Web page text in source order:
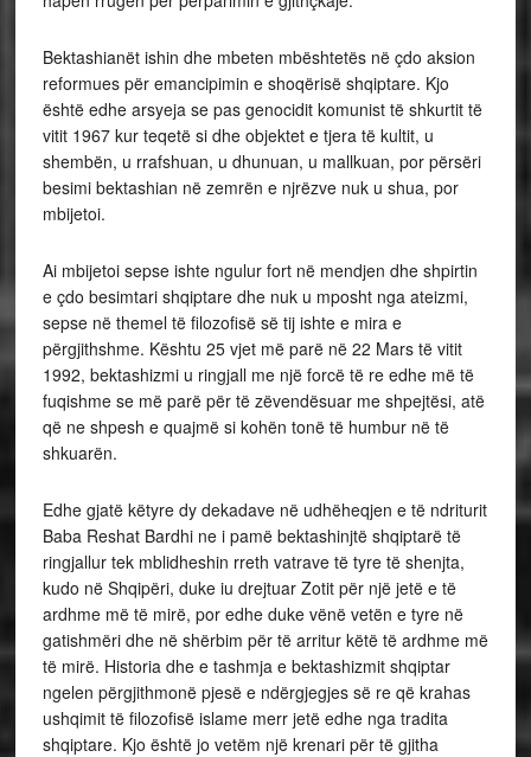
Bektashianët ishin dhe mbeten mbështetës në çdo aksion
reformues për emancipimin e shoqërisë shqiptare. Kjo
është edhe arsyeja se pas genocidit komunist të shkurtit të
vitit 1967 kur teqetë si dhe objektet e tjera të kultit, u
shembën, u rrafshuan, u dhunuan, u mallkuan, por përsëri
besimi bektashian në zemrën e njrëzve nuk u shua, por
mbijetoi.
Ai mbijetoi sepse ishte ngulur fort në mendjen dhe shpirtin
e çdo besimtari shqiptare dhe nuk u mposht nga ateizmi,
sepse në themel të filozofisë së tij ishte e mira e
përgjithshme. Kështu 25 vjet më parë në 22 Mars të vitit
1992, bektashizmi u ringjall me një forcë të re edhe më të
fuqishme se më parë për të zëvendësuar me shpejtësi, atë
që ne shpesh e quajmë si kohën tonë të humbur në të
shkuarën.
Edhe gjatë këtyre dy dekadave në udhëheqjen e të ndriturit
Baba Reshat Bardhi ne i pamë bektashinjtë shqiptarë të
ringjallur tek mblidheshin rreth vatrave të tyre të shenjta,
kudo në Shqipëri, duke iu drejtuar Zotit për një jetë e të
ardhme më të mirë, por edhe duke vënë vetën e tyre në
gatishmëri dhe në shërbim për të arritur këtë të ardhme më
të mirë. Historia dhe e tashmja e bektashizmit shqiptar
ngelen përgjithmonë pjesë e ndërgjegjes së re që krahas
ushqimit të filozofisë islame merr jetë edhe nga tradita
shqiptare. Kjo është jo vetëm një krenari për të gjitha